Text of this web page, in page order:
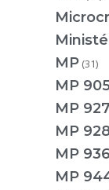
MP (31)
MP
MP 927
MP
MP 936
MP